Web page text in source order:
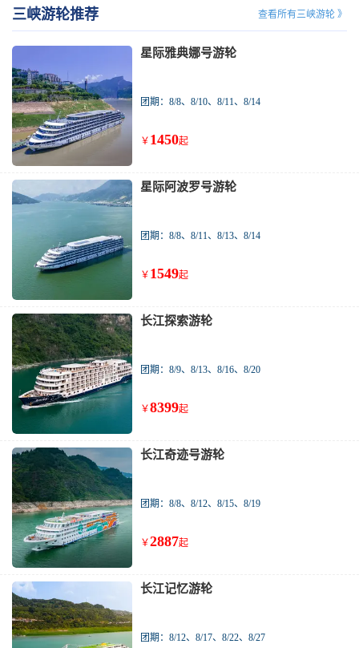
三峡游轮推荐 查看所有三峡游轮 》
星际雅典娜号游轮
团期：8/8、8/10、8/11、8/14
￥ 1450起
星际阿波罗号游轮
团期：8/8、8/11、8/13、8/14
￥ 1549起
长江探索游轮
团期：8/9、8/13、8/16、8/20
￥8399起
长江奇迹号游轮
团期：8/8、8/12、8/15、8/19
￥2887起
长江记忆游轮
团期：8/12、8/17、8/22、8/27